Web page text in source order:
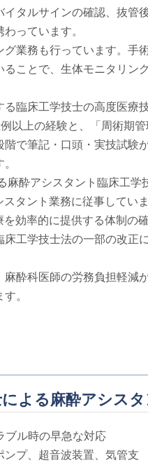
タルサインの確認、抜管
っています。
業務も行っています。手
ことで、生体モニタリン
臨床工学技士の高度医療
以上の経験と、「周術期
で筆記・口頭・実技試験
酔アシスタント臨床工学
タント業務に従事していま
効率的に提供する体制の
工学技士法の一部の改正
酔科医師の労務負担軽減
。
よる麻酔アシス
ブル時の早急な対応
プ、超音波装置、気管支